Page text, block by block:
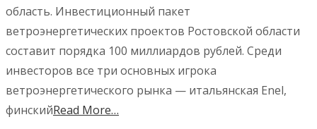
область. Инвестиционный пакет
ветроэнергетических проектов Ростовской области
составит порядка 100 миллиардов рублей. Среди
инвесторов все три основных игрока
ветроэнергетического рынка — итальянская Enel,
финскийRead More…